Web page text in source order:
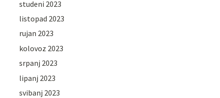
studeni 2023
listopad 2023
rujan 2023
kolovoz 2023
srpanj 2023
lipanj 2023
svibanj 2023